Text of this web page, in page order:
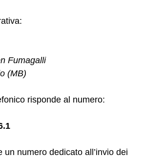
Fumagalli
(MB)
risponde al numero:
un numero dedicato all’invio dei